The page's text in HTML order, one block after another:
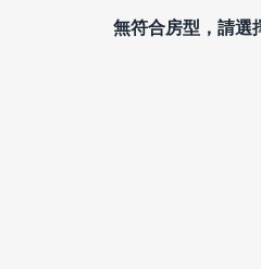
無符合房型，請選